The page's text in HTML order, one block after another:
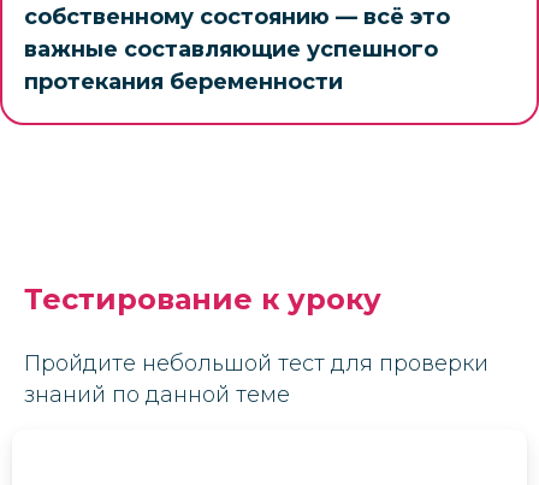
собственному состоянию — всё это
важные составляющие успешного
протекания беременности
Тестирование к уроку
Пройдите небольшой тест для проверки
знаний по данной теме